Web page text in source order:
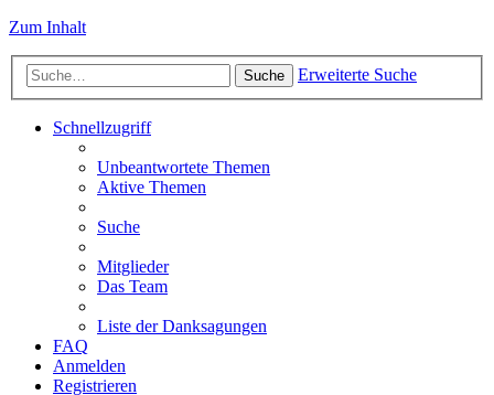
Zum Inhalt
Suche Erweiterte Suche
Schnellzugriff
Unbeantwortete Themen
Aktive Themen
Suche
Mitglieder
Das Team
Liste der Danksagungen
FAQ
Anmelden
Registrieren